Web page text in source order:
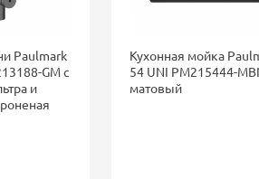
Paulmark
GM с
и
Кухонная мойка
54 UNI PM215444-
матовый